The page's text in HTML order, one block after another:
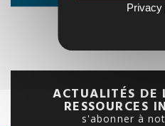
ACTUALITÉS DE
RESSOURCES
s'abonner à
Privacy